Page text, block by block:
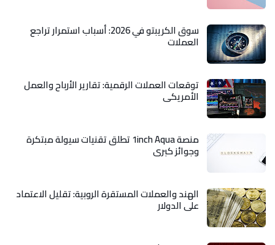
سوق الكريبتو في 2026: أسباب استمرار تراجع
العملات
توقعات العملات الرقمية: تقارير الأرباح والعمل
الأمريكي
منصة 1inch Aqua تطلق تقنيات سيولة مبتكرة
وجوائز كبرى
الهند والعملات المستقرة الروبية: تقليل الاعتماد
على الدولار